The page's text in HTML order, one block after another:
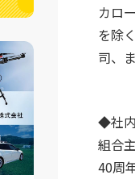
カロ
を除
司、
◆社
組合
40周